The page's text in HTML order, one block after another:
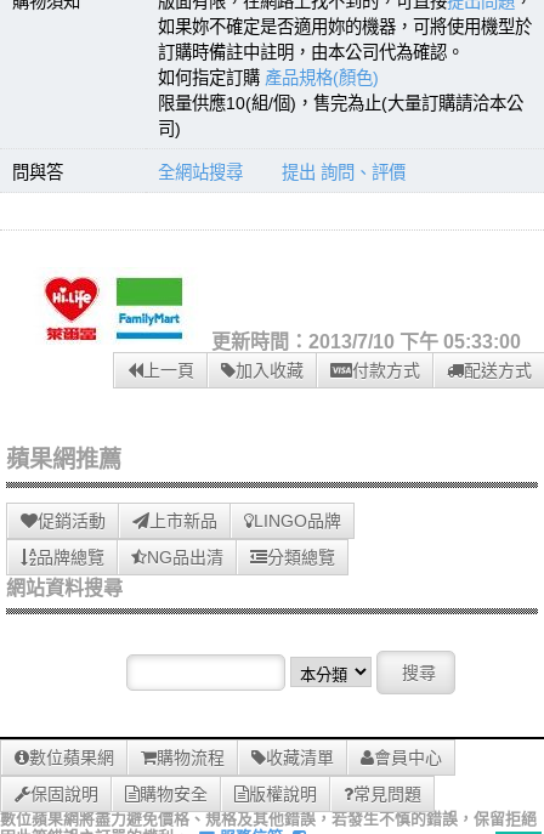
如果妳不確定是否適用妳的機器，可將使用機型於
訂購時備註中註明，由本公司代為確認。
如何指定訂購 產品規格(顏色)
限量供應10(組/個)，售完為止(大量訂購請洽本公
司)
問與答 全網站搜尋 提出 詢問、評價
更新時間：2013/7/10 下午 05:33:00
上一頁 加入收藏 付款方式 配送方式
蘋果網推薦
促銷活動 上市新品
LINGO品牌
品牌總覽
NG品出清 分類總覽
網站資料搜尋
數位蘋果網 購物流程 收藏清單
會員中心
保固說明
購物安全 版權說明 常見問題
數位蘋果網將盡力避免價格、規格及其他錯誤，若發生不慎的錯誤，保留拒絕